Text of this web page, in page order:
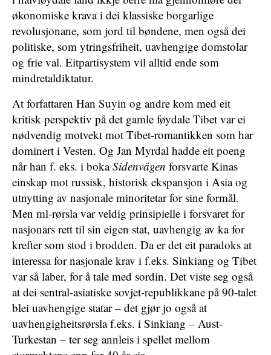
økonomiske krava i dei klassiske borgarlige
revolusjonane, som jord til bøndene, men også dei
politiske, som ytringsfriheit, uavhengige domstolar
og frie val. Eitpartisystem vil alltid ende som
mindretaldiktatur.
At forfattaren Han Suyin og andre kom med eit
kritisk perspektiv på det gamle føydale Tibet var ei
nødvendig motvekt mot Tibet-romantikken som har
dominert i Vesten. Og Jan Myrdal hadde eit poeng
når han f. eks. i bokaSidenvägen forsvarte Kinas
einskap mot russisk, historisk ekspansjon i Asia og
utnytting av nasjonale minoritetar for sine formål.
Men ml-rørsla var veldig prinsipielle i forsvaret for
nasjonars rett til sin eigen stat, uavhengig av ka for
krefter som stod i brodden. Da er det eit paradoks at
interessa for nasjonale krav i f.eks. Sinkiang og Tibet
var så laber, for å tale med sordin. Det viste seg også
at dei sentral-asiatiske sovjet-republikkane på 90-talet
blei uavhengige statar – det gjør jo også at
uavhengigheitsrørsla f.eks. i Sinkiang – Aust-
Turkestan – ter seg annleis i spellet mellom